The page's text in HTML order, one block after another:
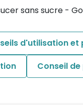
sans sucre -
d'utilisation et
Conseil